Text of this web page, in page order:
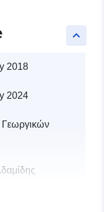
keyboard_arrow_up
2018
2024
Γεωργικών